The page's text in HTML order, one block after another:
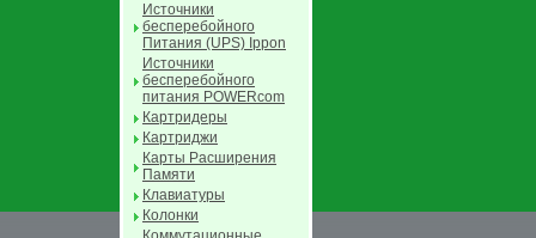
Источники
бесперебойного
Питания (UPS) Ippon
Источники
бесперебойного
питания POWERcom
Картридеры
Картриджи
Карты Расширения
Памяти
Клавиатуры
Колонки